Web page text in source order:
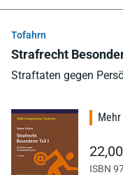
Tofahrn
Strafrecht
Straftaten gegen
ISBN